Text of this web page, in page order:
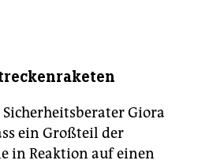
Giora
ein Großteil der
in Reaktion auf einen